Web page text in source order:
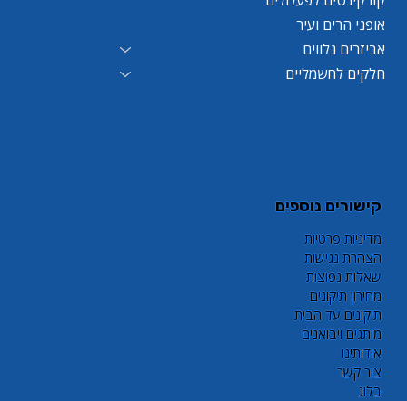
קישורים נוספים
מדיניות פרטיות
הצהרת נגישות
שאלות נפוצות
מחירון תיקונים
תיקונים עד הבית
מותגים ויבואנים
אודותינו
צור קשר
בלוג
אופני הרים ועיר
אביזרים נלווים
חלקים לחשמליים